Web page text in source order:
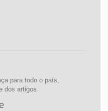
para todo o país,
dos artigos.